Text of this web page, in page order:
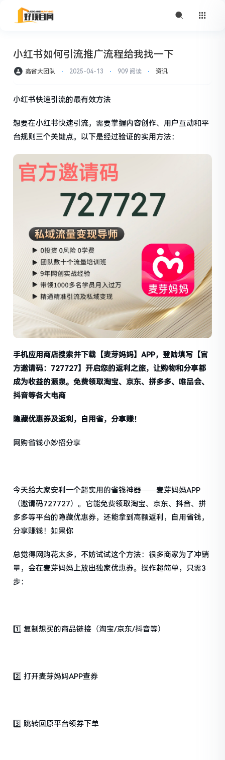
小红书如何引流推广流程给我找一下
高省大团队 ⋅ 2025-04-13 ⋅ 909 阅读 ⋅ 资讯
小红书快速引流的最有效方法
想要在小红书快速引流，需要掌握内容创作、用户互动和平
台规则三个关键点。以下是经过验证的实用方法：
手机应用商店搜索并下载【麦芽妈妈】APP，登陆填写【官
方邀请码：727727】开启您的返利之旅，让购物和分享都
成为收益的源泉。免费领取淘宝、京东、拼多多、唯品会、
抖音等各大电商
隐藏优惠券及返利，自用省，分享赚！
网购省钱小妙招分享
今天给大家安利一个超实用的省钱神器——麦芽妈妈APP
（邀请码727727）。它能免费领取淘宝、京东、抖音、拼
多多等平台的隐藏优惠券，还能拿到高额返利，自用省钱，
分享赚钱！如果你
总觉得网购花太多，不妨试试这个方法：很多商家为了冲销
量，会在麦芽妈妈上放出独家优惠券。操作超简单，只需3
步：
1️⃣ 复制想买的商品链接（淘宝/京东/抖音等）
2️⃣ 打开麦芽妈妈APP查券
3️⃣ 跳转回原平台领券下单